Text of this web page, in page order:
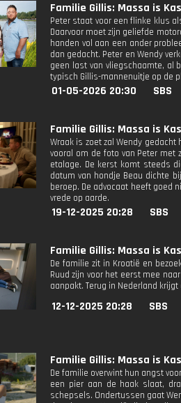
Familie Gillis: Massa is
Peter staat voor een flinke klus
Daarvoor moet zijn geliefde
handen vol aan een ander
dan gedacht. Peter en Wendy
geen last van vliegschaamte, al
typisch Gillis-mannenuitje op de
01-05-2026 20:30 SBS
Familie Gillis: Massa is
Wraak is zoet zal Wendy
vooral om de foto van Peter met
etalage. De kerst komt steeds
datum van hondje Beau dichte
beroep. De advocaat heeft goed
vrede op aarde.
19-12-2025 20:28 SBS
Familie Gillis: Massa is
De familie zit in Kroatië en
Ruud zijn voor het eerst mee
aanpakt. Terug in Nederland
12-12-2025 20:28 SBS
Familie Gillis: Massa is
De familie overwint hun angst
een pier aan de haak slaat,
schepsels. Ondertussen gaat